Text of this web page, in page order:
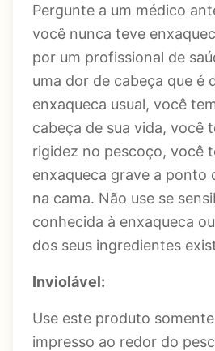
Pergunte a um médico
você nunca teve
por um profissional de
uma dor de cabeça que é
enxaqueca usual, você
cabeça de sua vida, você
rigidez no pescoço, você
enxaqueca grave a ponto
na cama. Não use se
conhecida à enxaqueca
dos seus ingredientes
Inviolável:
Use este produto
impresso ao redor do